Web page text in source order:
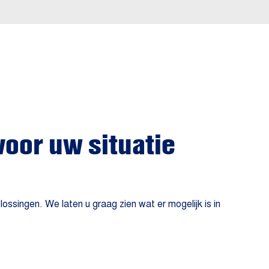
uw situatie
We laten u graag zien wat er mogelijk is in